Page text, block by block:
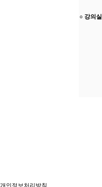
○ 강의실
개인정보처리방침